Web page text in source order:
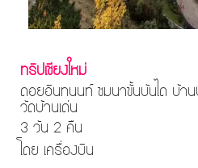
ทริปเชียงใหม่
ดอยอินทนนท์ ชมนาขั้นบันได บ้าน
วัดบ้านเด่น
3 วัน 2 คืน
โดย เครื่องบิน